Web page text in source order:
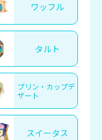
ワッフル
タルト
プリン・カップデ
ザート
スイータス